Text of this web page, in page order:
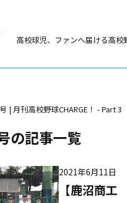
高校球児、ファンへ届ける高校
| 月刊高校野球CHARGE！ - Part 3
の記事一覧
【鹿沼商
2021年6月11日